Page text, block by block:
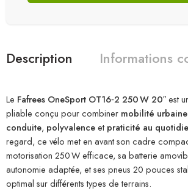
Description Informations
Le Fafrees OneSport OT16‑2 250 W 20″est
pliable conçu pour combiner mobilité urbaine
conduite, polyvalenceet praticité au
regard, ce vélo met en avant son cadre
motorisation 250 W efficace, sa batterie
autonomie adaptée, et ses pneus 20 pouces
optimal sur différents types de terrains.